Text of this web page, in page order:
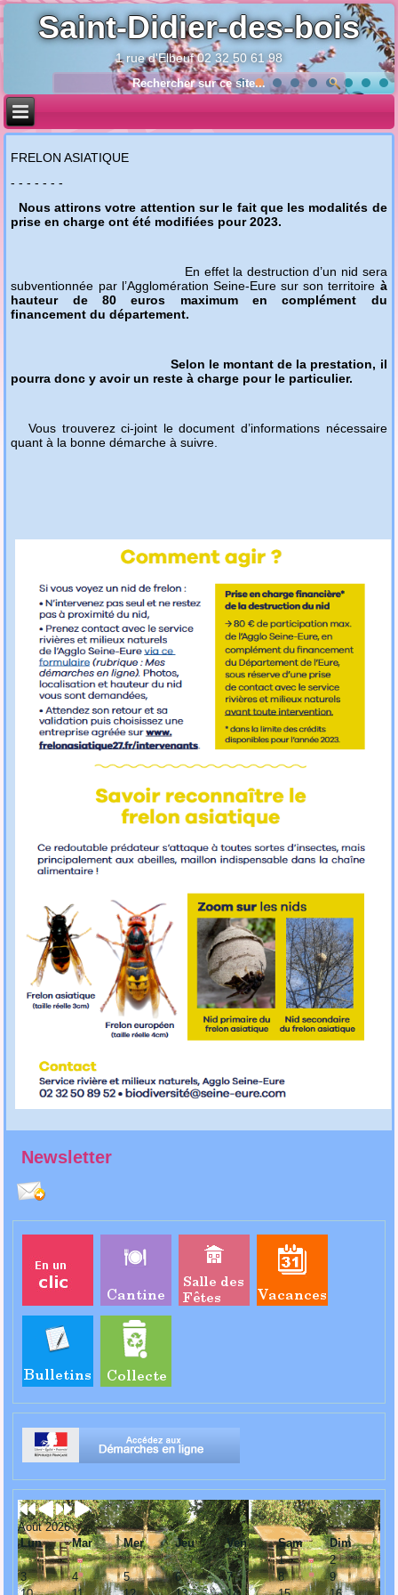
Saint-Didier-des-bois
1 rue d'Elbeuf 02 32 50 61 98
FRELON ASIATIQUE
- - - - - - -
Nous attirons votre attention sur le fait que les modalités de
prise en charge ont été modifiées pour 2023.
En effet la destruction d’un nid sera
subventionnée par l’Agglomération Seine-Eure sur son territoire à
hauteur de 80 euros maximum en complément du
financement du département.
Selon le montant de la prestation, il
pourra donc y avoir un reste à charge pour le particulier.
Vous trouverez ci-joint le document d’informations nécessaire
quant à la bonne démarche à suivre.
Newsletter
AnnéeMoisAnnéeMois
Août 2026
Lun
Mar Mer Jeu Ven Sam
Dim
1
2
3
4 5 6 7 8
9